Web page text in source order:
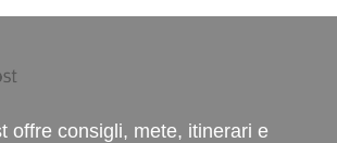
offre consigli, mete, itinerari e